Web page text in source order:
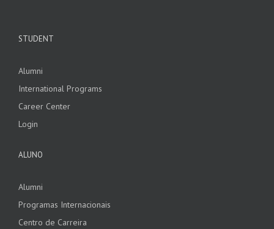
STUDENT
Alumni
International Programs
Career Center
Login
ALUNO
Alumni
Programas Internacionais
Centro de Carreira